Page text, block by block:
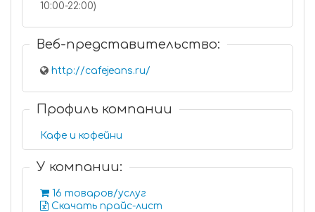
10:00-22:00)
Веб-представительство:
http://cafejeans.ru/
Профиль компании
Кафе и кофейни
У компании:
16 товаров/услуг
Скачать прайс-лист